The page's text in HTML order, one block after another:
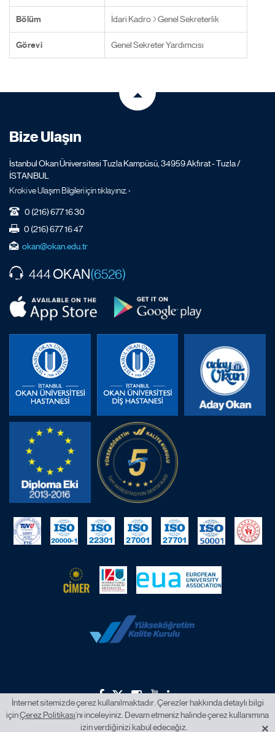
Bölüm İdari Kadro Genel Sekreterlik
Görevi Genel Sekreter Yardımcısı
Bize Ulaşın
İstanbul Okan Üniversitesi Tuzla Kampüsü, 34959 Akfırat - Tuzla /
İSTANBUL
Kroki ve Ulaşım Bilgileri için tıklayınız. ›
0 (216) 677 16 30
0 (216) 677 16 47
okan@okan.edu.tr
444OKAN(6526)
2026 © İstanbul Okan Üniversitesi.
İnternet sitemizde çerez kullanılmaktadır. Çerezler hakkında detaylı bilgi
içinÇerez Politikası’nı inceleyiniz. Devam etmeniz halinde çerez kullanımına
izin verdiğinizi kabul edeceğiz.